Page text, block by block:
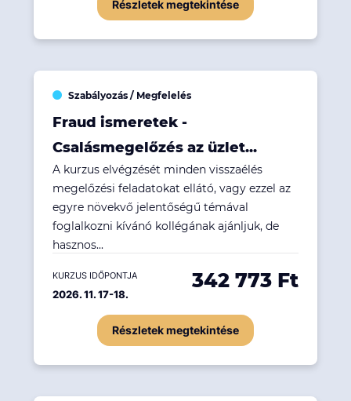
Részletek megtekintése
Szabályozás / Megfelelés
Fraud ismeretek -
Csalásmegelőzés az üzlet...
A kurzus elvégzését minden visszaélés
megelőzési feladatokat ellátó, vagy ezzel az
egyre növekvő jelentőségű témával
foglalkozni kívánó kollégának ajánljuk, de
hasznos...
KURZUS IDŐPONTJA
2026. 11. 17-18.
342 773 Ft
Részletek megtekintése